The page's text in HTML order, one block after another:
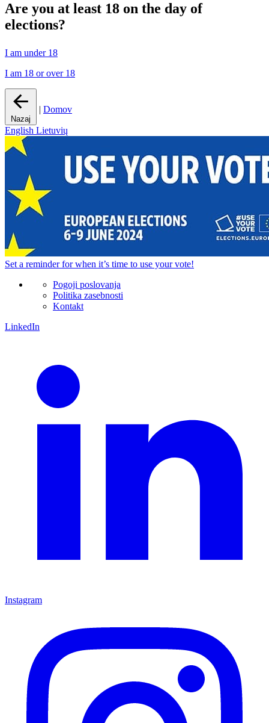
Are you at least 18 on the day of
elections?
I am under 18
I am 18 or over 18
Nazaj
| Domov
English Lietuvių
Set a reminderfor when it’s time to use your vote!
Pogoji poslovanja
Politika zasebnosti
Kontakt
LinkedIn
Instagram